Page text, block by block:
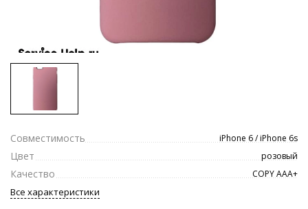
Совместимость iPhone 6 / iPhone 6s
Цвет розовый
Качество COPY ААА+
Все характеристики